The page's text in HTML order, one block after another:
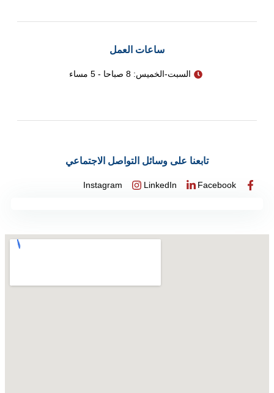
ساعات العمل
السبت-الخميس: 8 صباحا - 5 مساء
تابعنا على وسائل التواصل الاجتماعي
Facebook
LinkedIn
Instagram